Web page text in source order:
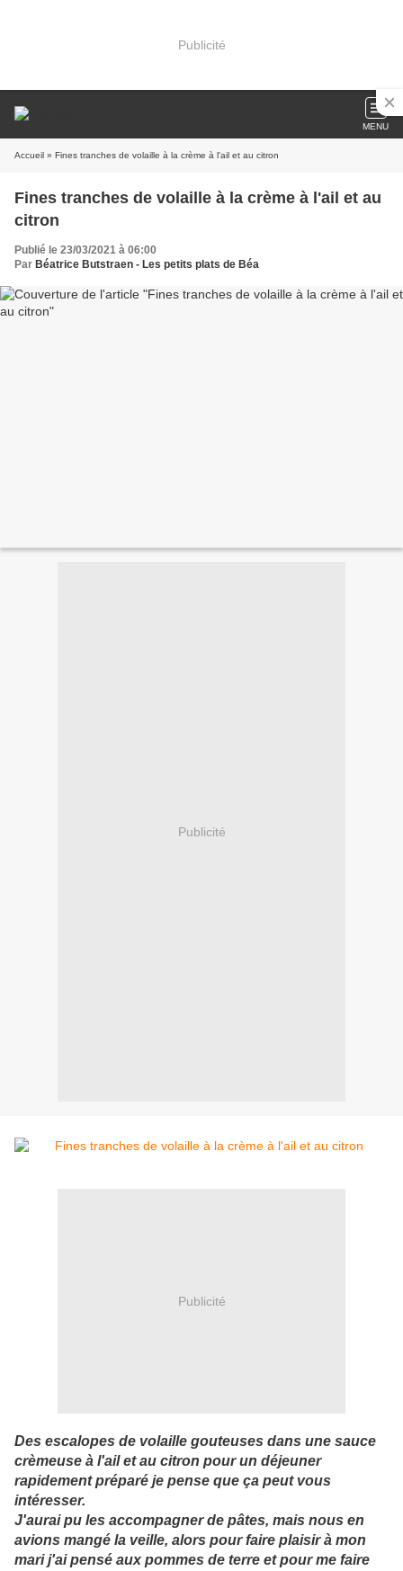
Publicité
MENU
Accueil » Fines tranches de volaille à la crème à l'ail et au citron
Fines tranches de volaille à la crème à l'ail et au
citron
Publié le 23/03/2021 à 06:00
Par Béatrice Butstraen - Les petits plats de Béa
Publicité
Publicité
Des escalopes de volaille gouteuses dans une sauce
crèmeuse à l'ail et au citron pour un déjeuner
rapidement préparé je pense que ça peut vous
intéresser.
J'aurai pu les accompagner de pâtes, mais nous en
avions mangé la veille, alors pour faire plaisir à mon
mari j'ai pensé aux pommes de terre et pour me faire